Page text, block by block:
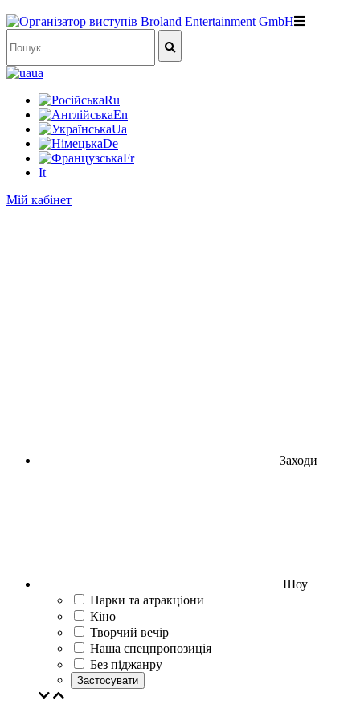
ua
Ru
En
Ua
De
Fr
It
Мій кабінет
Заходи
Шоу
Парки та атракціони
Кіно
Творчий вечір
Наша спецпропозиція
Без піджанру
Застосувати